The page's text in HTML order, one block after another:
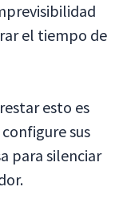
el tiempo de
esto es
sus
para silenciar